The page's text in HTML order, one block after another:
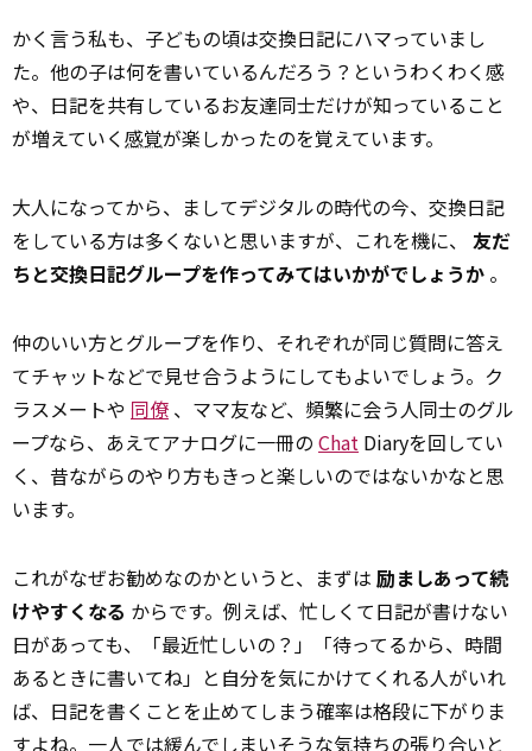
かく言う私も、子どもの頃は交換日記にハマっていまし
た。他の子は何を書いているんだろう？というわくわく感
や、日記を共有しているお友達同士だけが知っていること
が増えていく 感覚が楽しかったのを覚えています。
大人になってから、ましてデジタルの時代の今、交換日記
をしている方は多くないと思いますが、これを機に、 友だ
ちと交換日記グループを作ってみてはいかがでしょうか 。
仲のいい方とグループを作り、それぞれが同じ質問に答え
てチャットなどで見せ合うようにしてもよいでしょう。ク
ラスメートや 同僚 、ママ友など、頻繁に会う人同士のグル
ープなら、あえてアナログに一冊の Chat Diaryを回してい
く、昔ながらのやり方もきっと楽しいのではないかなと思
います。
これがなぜお勧めなのかというと、まずは 励ましあって続
けやすくなる からです。例えば、忙しくて日記が書けない
日があっても、「最近忙しいの？」「待ってるから、時間
あるときに書いてね」と自分を気にかけてくれる人がいれ
ば、日記を書くことを止めてしまう確率は格段に下がりま
すよね。一人では緩んでしまいそうな気持ちの張り合いと